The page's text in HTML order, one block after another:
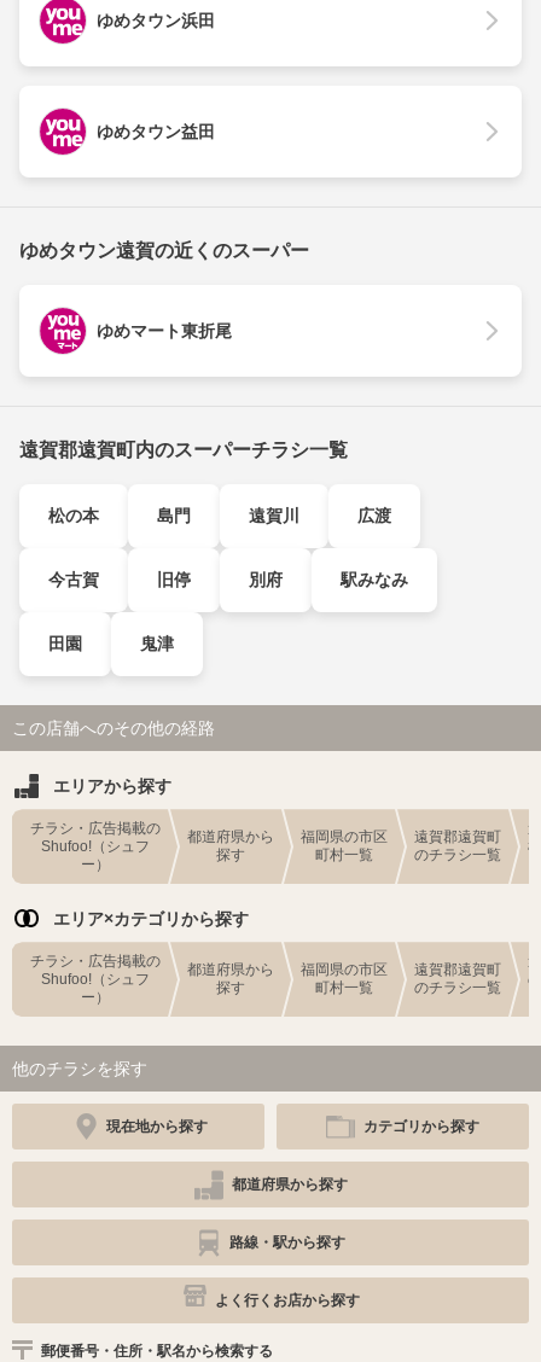
ゆめタウン浜田
ゆめタウン益田
ゆめタウン遠賀の近くのスーパー
ゆめマート東折尾
遠賀郡遠賀町内のスーパーチラシ一覧
松の本 島門 遠賀川 広渡
今古賀 旧停 別府 駅みなみ
田園 鬼津
この店舗へのその他の経路
エリアから探す
チラシ・広告掲載の
Shufoo!（シュフ
ー）
都道府県から
探す
福岡県の市区
町村一覧
遠賀郡遠賀町
のチラシ一覧
エリア×カテゴリから探す
チラシ・広告掲載の
Shufoo!（シュフ
ー）
都道府県から
探す
福岡県の市区
町村一覧
遠賀郡遠賀町
のチラシ一覧
他のチラシを探す
現在地から探す カテゴリから探す
都道府県から探す
路線・駅から探す
よく行くお店から探す
郵便番号・住所・駅名から検索する